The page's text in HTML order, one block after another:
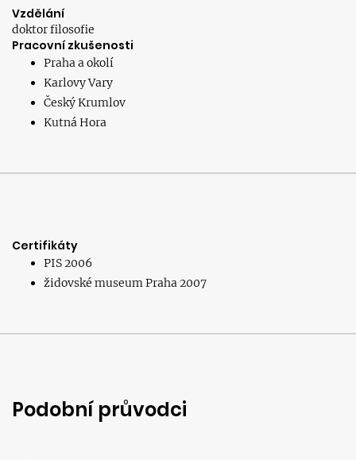
Vzdělání
doktor filosofie
Pracovní zkušenosti
Praha a okolí
Karlovy Vary
Český Krumlov
Kutná Hora
Certifikáty
PIS 2006
židovské museum Praha 2007
Podobní průvodci